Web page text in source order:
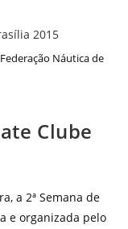
Náutica de
Clube
a 2ª Semana de
e organizada pelo